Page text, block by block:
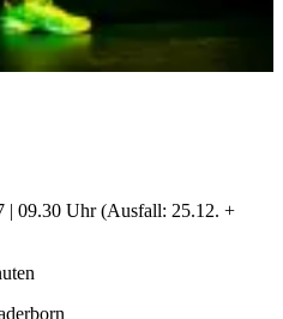
| 09.30 Uhr (Ausfall: 25.12. +